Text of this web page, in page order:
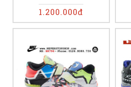
1.200.000đ